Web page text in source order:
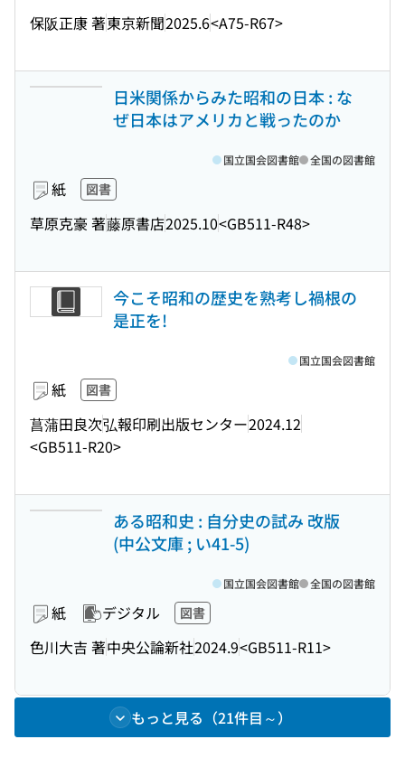
保阪正康 著東京新聞2025.6<A75-R67>
日米関係からみた昭和の日本 : な
ぜ日本はアメリカと戦ったのか
紙 図書
草原克豪 著藤原書店2025.10<GB511-R48>
国立国会図書館 全国の図書館
今こそ昭和の歴史を熟考し禍根の
是正を!
紙 図書
菖蒲田良次弘報印刷出版センター2024.12
<GB511-R20>
国立国会図書館
ある昭和史 : 自分史の試み 改版
(中公文庫 ; い41-5)
紙 デジタル 図書
色川大吉 著中央公論新社2024.9<GB511-R11>
国立国会図書館 全国の図書館
もっと見る（21件目～）